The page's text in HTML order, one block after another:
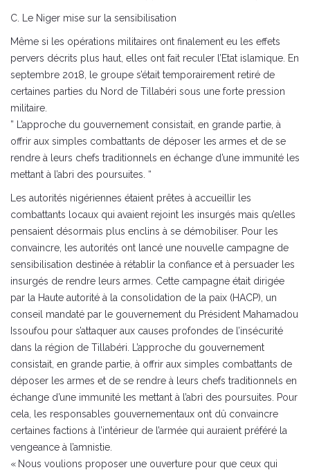
C. Le Niger mise sur la sensibilisation
Même si les opérations militaires ont finalement eu les effets
pervers décrits plus haut, elles ont fait reculer l’Etat islamique. En
septembre 2018, le groupe s’était temporairement retiré de
certaines parties du Nord de Tillabéri sous une forte pression
militaire.
” L’approche du gouvernement consistait, en grande partie, à
offrir aux simples combattants de déposer les armes et de se
rendre à leurs chefs traditionnels en échange d’une immunité les
mettant à l’abri des poursuites. “
Les autorités nigériennes étaient prêtes à accueillir les
combattants locaux qui avaient rejoint les insurgés mais qu’elles
pensaient désormais plus enclins à se démobiliser. Pour les
convaincre, les autorités ont lancé une nouvelle campagne de
sensibilisation destinée à rétablir la confiance et à persuader les
insurgés de rendre leurs armes. Cette campagne était dirigée
par la Haute autorité à la consolidation de la paix (HACP), un
conseil mandaté par le gouvernement du Président Mahamadou
Issoufou pour s’attaquer aux causes profondes de l’insécurité
dans la région de Tillabéri. L’approche du gouvernement
consistait, en grande partie, à offrir aux simples combattants de
déposer les armes et de se rendre à leurs chefs traditionnels en
échange d’une immunité les mettant à l’abri des poursuites. Pour
cela, les responsables gouvernementaux ont dû convaincre
certaines factions à l’intérieur de l’armée qui auraient préféré la
vengeance à l’amnistie.
« Nous voulions proposer une ouverture pour que ceux qui